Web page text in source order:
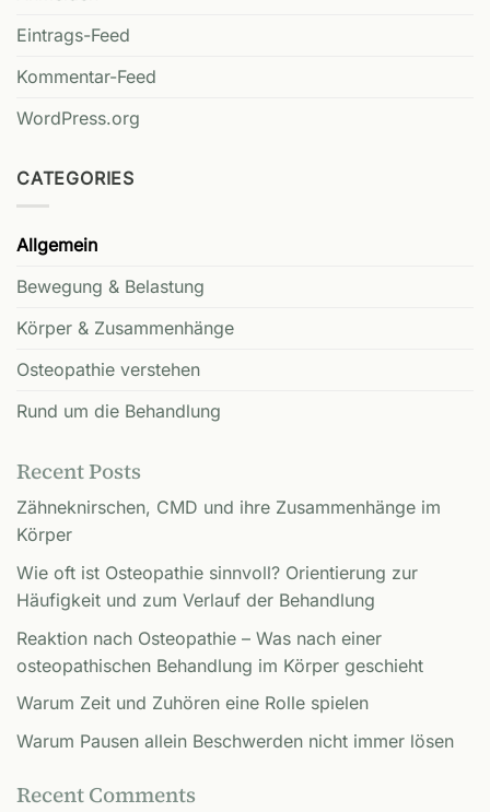
Eintrags-Feed
Kommentar-Feed
WordPress.org
CATEGORIES
Allgemein
Bewegung & Belastung
Körper & Zusammenhänge
Osteopathie verstehen
Rund um die Behandlung
Recent Posts
Zähneknirschen, CMD und ihre Zusammenhänge im
Körper
Wie oft ist Osteopathie sinnvoll? Orientierung zur
Häufigkeit und zum Verlauf der Behandlung
Reaktion nach Osteopathie – Was nach einer
osteopathischen Behandlung im Körper geschieht
Warum Zeit und Zuhören eine Rolle spielen
Warum Pausen allein Beschwerden nicht immer lösen
Recent Comments